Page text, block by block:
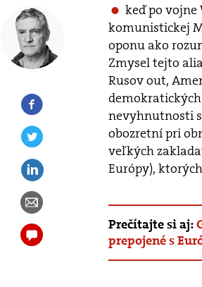
keď po
komunistickej
oponu ako
Zmysel tejto
Rusov out,
nevyhnutnosti
obozretní pri
veľkých
Európy),
Prečítajte si aj:
prepojené s